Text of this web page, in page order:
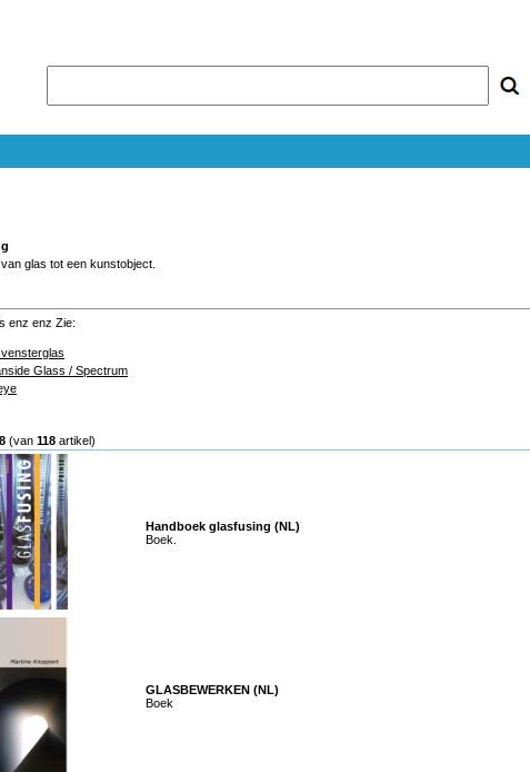
glas tot een kunstobject.
enz enz Zie:
Glass / Spectrum
(van 118 artikel)
Handboek glasfusing (NL)
Boek.
GLASBEWERKEN (NL)
Boek